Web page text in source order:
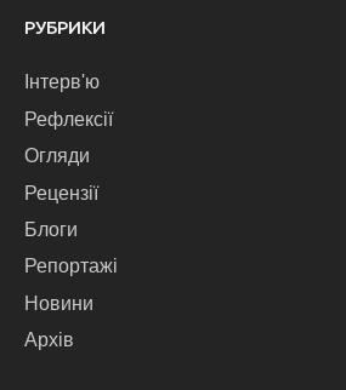
РУБРИКИ
Інтерв'ю
Рефлексії
Огляди
Рецензії
Блоги
Репортажі
Новини
Архів